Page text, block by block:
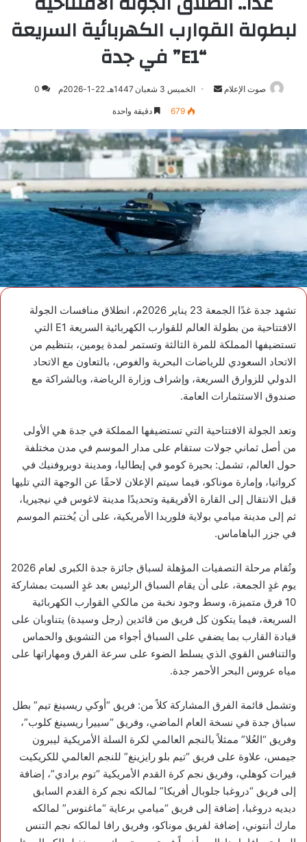
لبطولة القوارب الكهربائية السريعة
“E1” في جدة
صوت الإعلام
أرسلالخميس 3 شعبان 1447هـ 22-1-2026م 0
679 دقيقة واحدة
تشهد جدة غدًا الجمعة 23 يناير 2026م، انطلاق منافسات الجولة
الافتتاحية من بطولة العالم للقوارب الكهربائية السريعة E1 التي
تستضيفها المملكة للمرة الثالثة وتستمر لمدة يومين، بتنظيم من
الاتحاد السعودي للرياضات البحرية والغوص، بالتعاون مع الاتحاد
الدولي للزوارق السريعة، وإشراف وزارة الرياضة، وبالشراكة مع
صندوق الاستثمارات العامة.
وتعد الجولة الافتتاحية التي تستضيفها المملكة في جدة هي الأولى
من أصل ثماني جولات ستقام على مدار الموسم في مدن مختلفة
حول العالم، تشمل: بحيرة كومو في إيطاليا، ومدينة دوبروفنيك في
كرواتيا، وإمارة موناكو، فيما سيتم الإعلان لاحقًا عن الوجهة التي تليها
قبل الانتقال إلى القارة الأفريقية وتحديدًا مدينة لاغوس في نيجيريا،
ثم إلى مدينة ميامي بولاية فلوريدا الأمريكية، على أن يُختتم الموسم
في جزر الباهاماس.
وتُقام مرحلة التصفيات المؤهلة لسباق جائزة جدة الكبرى لعام 2026
يوم غدٍ الجمعة، على أن يقام السباق الرئيس بعد غدٍ السبت بمشاركة
10 فرق متميزة، وسط وجود نخبة من مالكي القوارب الكهربائية
السريعة، فيما يتكون كل فريق من قائدين (رجل وسيدة) يتناوبان على
قيادة القارب بما يضفي على السباق أجواء من التشويق والحماس
والتنافس القوي الذي يسلط الضوء على سرعة الفرق ومهاراتها على
مياه عروس البحر الأحمر جدة.
وتشمل قائمة الفرق المشاركة كلاً من: فريق “أوكي ريسينغ تيم” بطل
سباق جدة في نسخة العام الماضي، وفريق “سييرا ريسينغ كلوب”،
وفريق “العُلا” ممثلاً بالنجم العالمي لكرة السلة الأمريكية ليبرون
جيمس، علاوة على فريق “تيم بلو رايزينغ” للنجم العالمي للكريكيت
فيرات كوهلي، وفريق نجم كرة القدم الأمريكية “توم برادي”، إضافة
إلى فريق “دروغبا جلوبال أفريكا” لمالكه نجم كرة القدم السابق
ديديه دروغبا، إضافة إلى فريق “ميامي برعاية “ماغنوس” لمالكه
مارك أنتوني، إضافة لفريق موناكو، وفريق رافا لمالكه نجم التنس